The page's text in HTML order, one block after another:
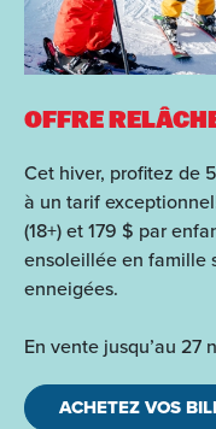
OFFRE
Cet hiver, profitez de
à un tarif
(18+) et 179 $ par
ensoleillée en famille
enneigées.
En vente jusqu’au 27
ACHETEZ VOS